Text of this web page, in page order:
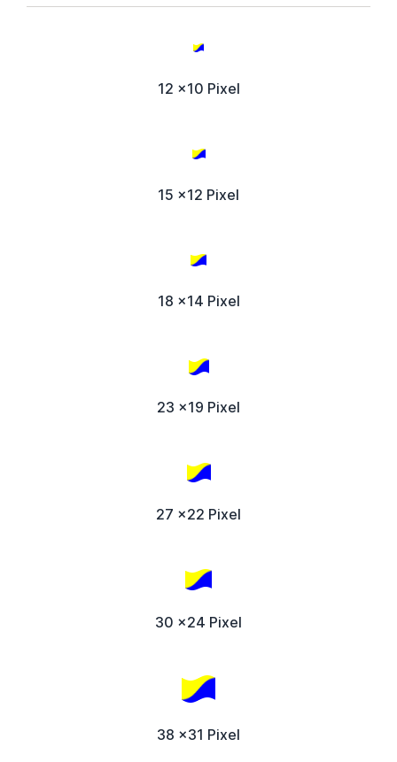
12 x10 Pixel
15 x12 Pixel
18 x14 Pixel
23 x19 Pixel
27 x22 Pixel
30 x24 Pixel
38 x31 Pixel